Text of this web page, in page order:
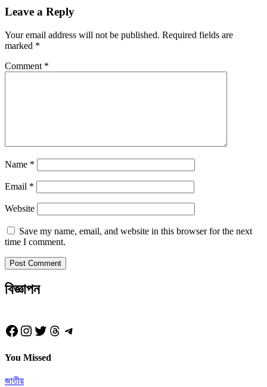
Leave a Reply
Your email address will not be published. Required fields are
marked *
Comment *
Name *
Email *
Website
Save my name, email, and website in this browser for the next
time I comment.
বিজ্ঞাপন
Facebook
Instagram
Twitter
Threads
Telegram
You Missed
জাতীয়